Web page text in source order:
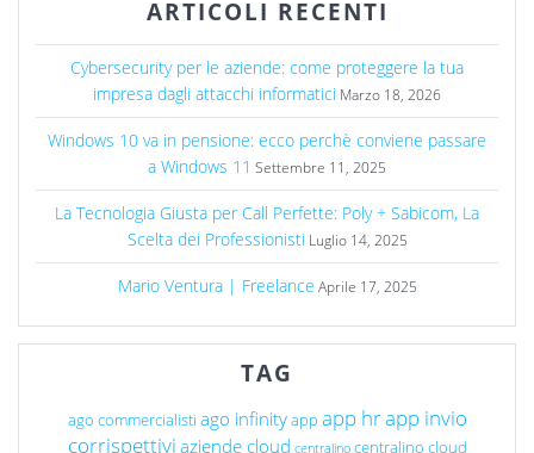
ARTICOLI RECENTI
Cybersecurity per le aziende: come proteggere la tua
impresa dagli attacchi informatici Marzo 18, 2026
Windows 10 va in pensione: ecco perchè conviene passare
a Windows 11 Settembre 11, 2025
La Tecnologia Giusta per Call Perfette: Poly + Sabicom, La
Scelta dei Professionisti Luglio 14, 2025
Mario Ventura | Freelance Aprile 17, 2025
TAG
ago commercialisti ago infinityapp app hrapp invio
corrispettivi aziende cloud centralino centralino cloud